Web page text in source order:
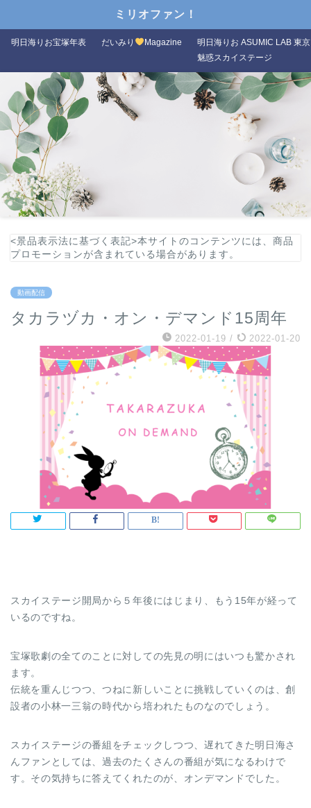
ミリオファン！
明日海りお宝塚年表 だいみり Magazine
明日海りお ASUMIC LAB 東京
魅惑スカイステージ
<景品表示法に基づく表記>本サイトのコンテンツには、商品
プロモーションが含まれている場合があります。
動画配信
タカラヅカ・オン・デマンド15周年
2022-01-19 / 2022-01-20
スカイステージ開局から５年後にはじまり、もう15年が経って
いるのですね。
宝塚歌劇の全てのことに対しての先見の明にはいつも驚かされ
ます。
伝統を重んじつつ、つねに新しいことに挑戦していくのは、創
設者の小林一三翁の時代から培われたものなのでしょう。
スカイステージの番組をチェックしつつ、遅れてきた明日海さ
んファンとしては、過去のたくさんの番組が気になるわけで
す。その気持ちに答えてくれたのが、オンデマンドでした。